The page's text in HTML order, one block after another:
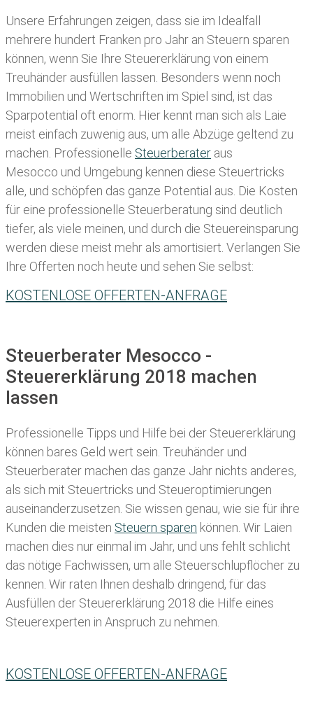
Unsere Erfahrungen zeigen, dass sie im Idealfall
mehrere hundert Franken pro Jahr an Steuern sparen
können, wenn Sie Ihre Steuererklärung von einem
Treuhänder ausfüllen lassen . Besonders wenn noch
Immobilien und Wertschriften im Spiel sind, ist das
Sparpotential oft enorm. Hier kennt man sich als Laie
meist einfach zuwenig aus, um alle Abzüge geltend zu
machen. Professionelle Steuerberater aus
Mesocco und Umgebung kennen diese Steuertricks
alle, und schöpfen das ganze Potential aus. Die Kosten
für eine professionelle Steuerberatung sind deutlich
tiefer, als viele meinen, und durch die Steuereinsparung
werden diese meist mehr als amortisiert. Verlangen Sie
Ihre Offerten noch heute und sehen Sie selbst:
KOSTENLOSE OFFERTEN-ANFRAGE
Steuerberater Mesocco -
Steuererklärung 2018 machen
lassen
Professionelle Tipps und Hilfe bei der Steuererklärung
können bares Geld wert sein. Treuhänder und
Steuerberater machen das ganze Jahr nichts anderes,
als sich mit Steuertricks und Steueroptimierungen
auseinanderzusetzen. Sie wissen genau, wie sie für ihre
Kunden die meisten Steuern sparen können. Wir Laien
machen dies nur einmal im Jahr, und uns fehlt schlicht
das nötige Fachwissen, um alle Steuerschlupflöcher zu
kennen. Wir raten Ihnen deshalb dringend, für das
Ausfüllen der Steuererklärung 2018 die Hilfe eines
Steuerexperten in Anspruch zu nehmen.
KOSTENLOSE OFFERTEN-ANFRAGE